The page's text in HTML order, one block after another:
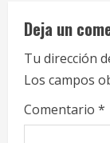
u
e
R
e
Deja un
Tu dirección
Los campos
Comentario *